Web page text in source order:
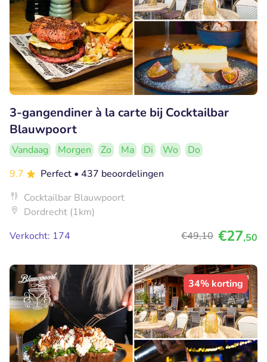
3-gangendiner à la carte bij Cocktailbar
Blauwpoort
Vandaag Morgen Zo Ma Di Wo
Do
9.7
Perfect • 437 beoordelingen
Cocktailbar Blauwpoort
Dordrecht (1km)
Verkocht: 174
€49,10 €27,50
34% korting